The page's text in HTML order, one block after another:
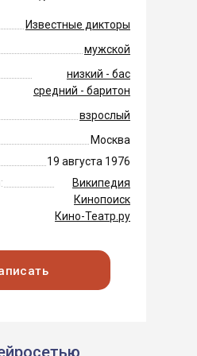
Известные дикторы
мужской
низкий - бас
средний - баритон
взрослый
Москва
19 августа 1976
Википедия
Кинопоиск
Кино-Театр.ру